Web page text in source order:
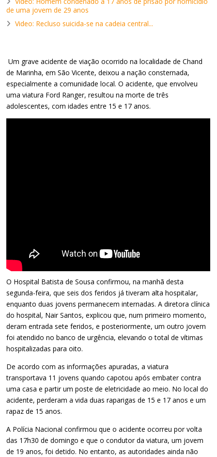
de uma jovem de 29 anos
Video: Recluso suicida-se na cadeia central...
Um grave acidente de viação ocorrido na localidade de Chand
de Marinha, em São Vicente, deixou a nação consternada,
especialmente a comunidade local. O acidente, que envolveu
uma viatura Ford Ranger, resultou na morte de três
adolescentes, com idades entre 15 e 17 anos.
O Hospital Batista de Sousa confirmou, na manhã desta
segunda-feira, que seis dos feridos já tiveram alta hospitalar,
enquanto duas jovens permanecem internadas. A diretora clínica
do hospital, Nair Santos, explicou que, num primeiro momento,
deram entrada sete feridos, e posteriormente, um outro jovem
foi atendido no banco de urgência, elevando o total de vítimas
hospitalizadas para oito.
De acordo com as informações apuradas, a viatura
transportava 11 jovens quando capotou após embater contra
uma casa e partir um poste de eletricidade ao meio. No local do
acidente, perderam a vida duas raparigas de 15 e 17 anos e um
rapaz de 15 anos.
A Polícia Nacional confirmou que o acidente ocorreu por volta
das 17h30 de domingo e que o condutor da viatura, um jovem
de 19 anos, foi detido. No entanto, as autoridades ainda não